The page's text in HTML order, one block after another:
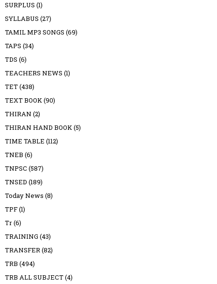
SURPLUS (1)
SYLLABUS (27)
TAMIL MP3 SONGS (69)
TAPS (34)
TDS (6)
TEACHERS NEWS (1)
TET(438)
TEXT BOOK(90)
THIRAN (2)
THIRAN HAND BOOK(5)
TIME TABLE (112)
TNEB (6)
TNPSC (587)
TNSED (189)
Today News (8)
TPF(1)
Tr(6)
TRAINING (43)
TRANSFER(82)
TRB (494)
TRB ALL SUBJECT(4)